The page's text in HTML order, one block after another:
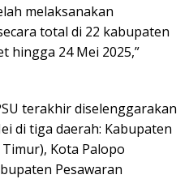
melaksanakan
total di 22 kabupaten
hingga 24 Mei 2025,”
terakhir diselenggarakan
di tiga daerah: Kabupaten
Kota Palopo
Pesawaran